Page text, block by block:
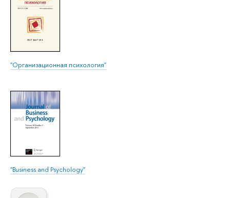
"Организационная психология"
"Business and Psychology"